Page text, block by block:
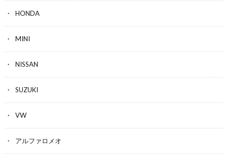
HONDA
MINI
NISSAN
SUZUKI
VW
アルファロメオ